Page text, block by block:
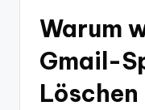
Warum
Gmail-